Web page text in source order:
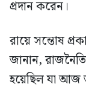
প্রদান করেন।
রায়ে সন্তোষ
জানান,
হয়েছিল যা আজ